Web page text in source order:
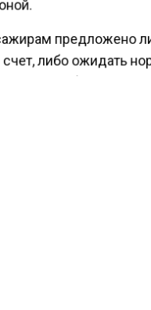
предложено
либо ожидать